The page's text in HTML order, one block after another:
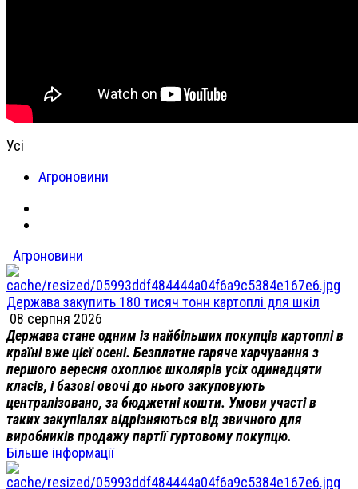
Усі
Агроновини
Агроновини
Держава закупить 180 тисяч тонн картоплі для шкіл
08 серпня 2026
Держава стане одним із найбільших покупців картоплі в
країні вже цієї осені. Безплатне гаряче харчування з
першого вересня охоплює школярів усіх одинадцяти
класів, і базові овочі до нього закуповують
централізовано, за бюджетні кошти. Умови участі в
таких закупівлях відрізняються від звичного для
виробників продажу партії гуртовому покупцю.
Більше інформації